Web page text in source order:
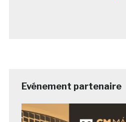
Evénement partenaire